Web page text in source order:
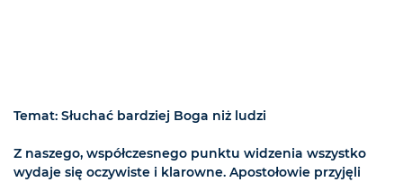
Temat: Słuchać bardziej Boga niż ludzi
Z naszego, współczesnego punktu widzenia wszystko
wydaje się oczywiste i klarowne. Apostołowie przyjęli